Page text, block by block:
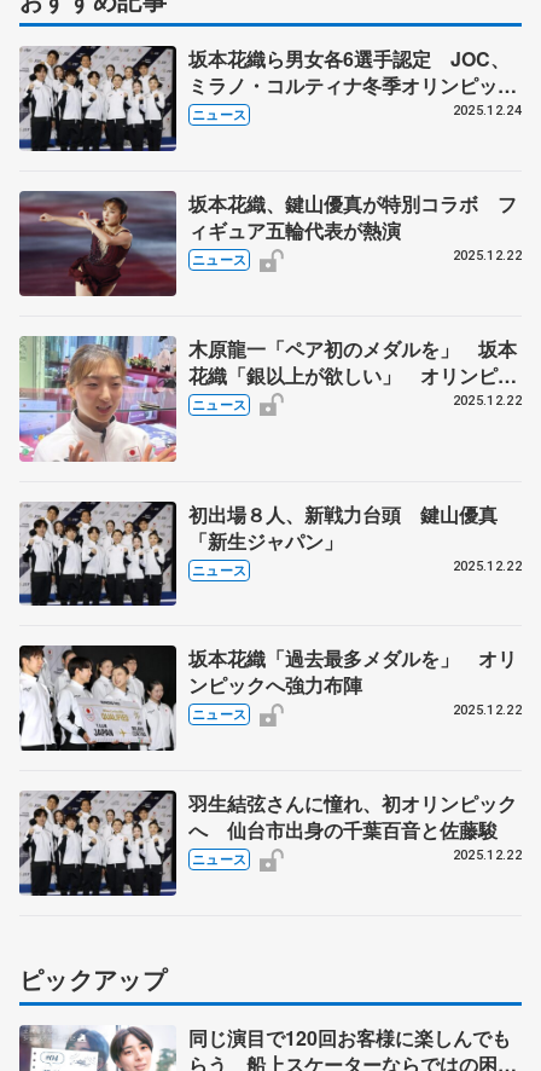
坂本花織ら男女各6選手認定 JOC、
ミラノ・コルティナ冬季オリンピック
代表
ニュース 2025.12.24
坂本花織、鍵山優真が特別コラボ フ
ィギュア五輪代表が熱演
ニュース 2025.12.22
木原龍一「ペア初のメダルを」 坂本
花織「銀以上が欲しい」 オリンピッ
クへ決意新た
ニュース 2025.12.22
初出場８人、新戦力台頭 鍵山優真
「新生ジャパン」
ニュース 2025.12.22
坂本花織「過去最多メダルを」 オリ
ンピックへ強力布陣
ニュース 2025.12.22
羽生結弦さんに憧れ、初オリンピック
へ 仙台市出身の千葉百音と佐藤駿
ニュース 2025.12.22
ピックアップ
同じ演目で120回お客様に楽しんでも
らう 船上スケーターならではの困難